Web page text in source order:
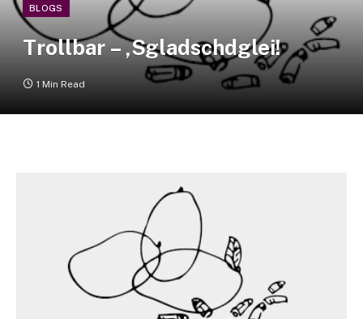
BLOGS
Trollbar – ‚Sgladschdglei!
1 Min Read